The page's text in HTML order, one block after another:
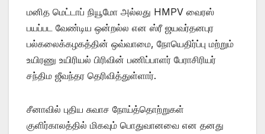
மனித மெட்டாப் நியூமோ அல்லது HMPV வைரஸ்
பயப்பட வேண்டிய ஒன்றல்ல என ஸ்ரீ ஜயவர்தனபுர
பல்கலைக்கழகத்தின் ஒவ்வாமை, நோயெதிர்ப்பு மற்றும்
உயிரணு உயிரியல் பிரிவின் பணிப்பாளர் பேராசிரியர்
சந்திம ஜீவந்தர தெரிவித்துள்ளார்.
சீனாவில் புதிய சுவாச நோய்த்தொற்றுகள்
குளிர்காலத்தில் மிகவும் பொதுவானவை என தனது